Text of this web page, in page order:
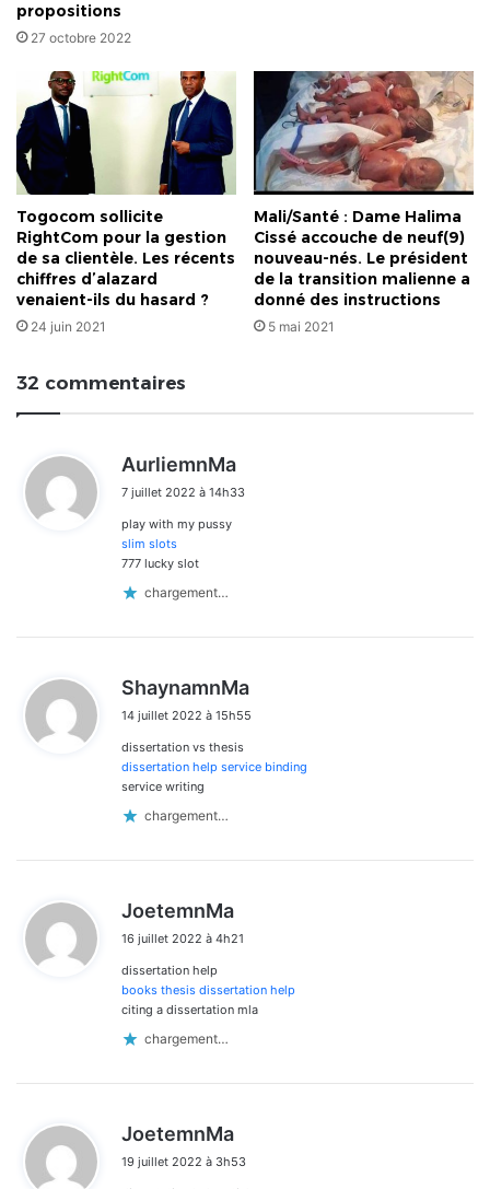
propositions
27 octobre 2022
Togocom sollicite
RightCom pour la gestion
de sa clientèle. Les récents
chiffres d’alazard
venaient-ils du hasard ?
24 juin 2021
Mali/Santé : Dame Halima
Cissé accouche de neuf(9)
nouveau-nés. Le président
de la transition malienne a
donné des instructions
5 mai 2021
32 commentaires
AurliemnMa
t
7 juillet 2022 à 14h33
play with my pussy
slim slots
777 lucky slot
chargement…
ShaynamnMa
t
:
14 juillet 2022 à 15h55
dissertation vs thesis
dissertation help service binding
service writing
chargement…
JoetemnMa
t
:
16 juillet 2022 à 4h21
dissertation help
books thesis dissertation help
citing a dissertation mla
chargement…
JoetemnMa
t
19 juillet 2022 à 3h53